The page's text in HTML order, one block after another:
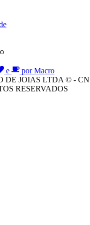
e
por Macro
DE JOIAS LTDA © -
RESERVADOS